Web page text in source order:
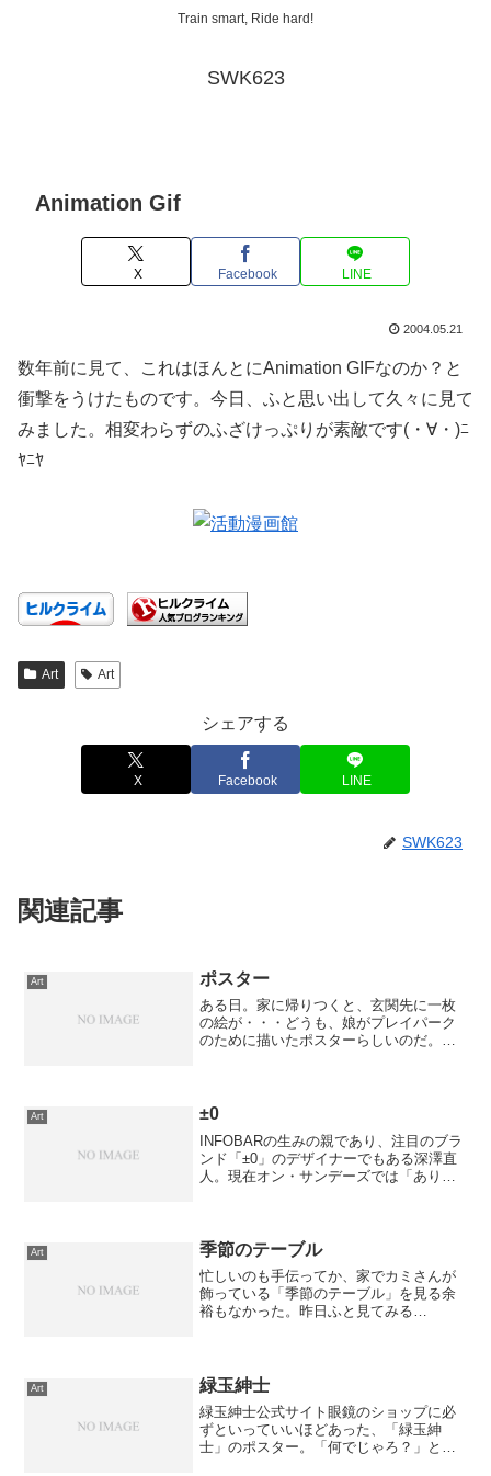
Train smart, Ride hard!
SWK623
Animation Gif
X Facebook LINE
2004.05.21
数年前に見て、これはほんとにAnimation GIFなのか？と
衝撃をうけたものです。今日、ふと思い出して久々に見て
みました。相変わらずのふざけっぷりが素敵です(・∀・)ﾆ
ﾔﾆﾔ
Art Art
シェアする
X Facebook LINE
SWK623
関連記事
Art ポスター
ある日。家に帰りつくと、玄関先に一枚
の絵が・・・どうも、娘がプレイパーク
のために描いたポスターらしいのだ。い
て、一人でこもって描いて...
Art ±0
INFOBARの生みの親であり、注目のブラ
ンド「±0」のデザイナーでもある深澤直
人。現在オン・サンデーズでは「ありそ
イティブを感じに行...
Art 季節のテーブル
忙しいのも手伝ってか、家でカミさんが
飾っている「季節のテーブル」を見る余
裕もなかった。昨日ふと見てみる
やるなぁ～っと感心させられるば...
Art 緑玉紳士
緑玉紳士公式サイト眼鏡のショップに必
ずといっていいほどあった、「緑玉紳
士」のポスター。「何でじゃろ？」とワ